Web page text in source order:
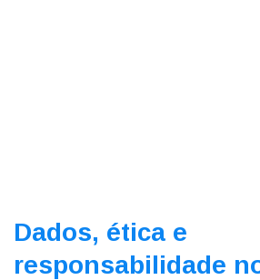
Dados, ética e
responsabilidade